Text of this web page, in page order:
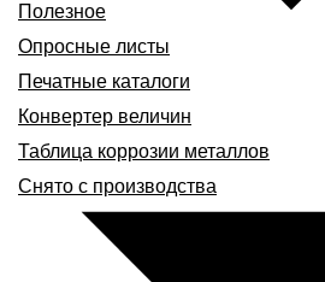
Полезное
Опросные листы
Печатные каталоги
Конвертер величин
Таблица коррозии металлов
Снято с производства